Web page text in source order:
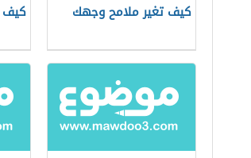
كيف تغير ملامح وجهك كيف